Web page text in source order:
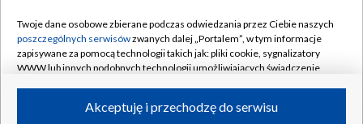
Rada Programowa
System NOS
Informacje o nadawcy
Program dla prasy
Kontakt
Kanały
Twoje dane osobowe zbierane podczas odwiedzania przez Ciebie naszych
poszczególnych serwisówzwanych dalej „Portalem”, w tym informacje
zapisywane za pomocą technologii takich jak: pliki cookie, sygnalizatory
WWW lub innych podobnych technologii umożliwiających świadczenie
ruchu w Internecie.Akceptuję i przechodzę do serwisu